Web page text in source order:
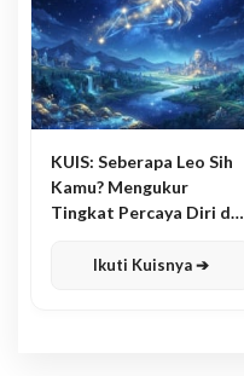
KUIS: Seberapa Leo Sih
Kamu? Mengukur
Tingkat Percaya Diri dan
Ikuti Kuisnya ➔